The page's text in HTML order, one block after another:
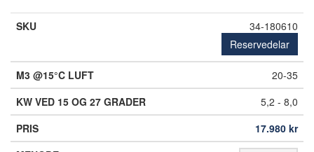
34-180610
Reservedelar
20-35
5,2 - 8,0
17.980 kr